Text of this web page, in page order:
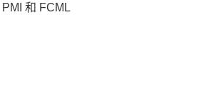
和 FCML